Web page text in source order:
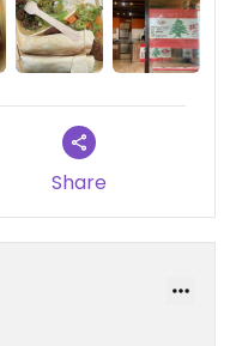
Among the
same for hummus
The guys who
recommended!
Share